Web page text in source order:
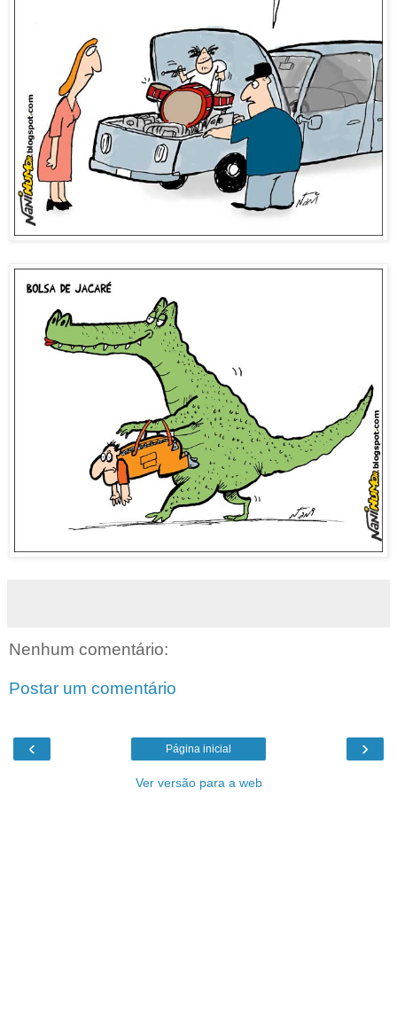
Nenhum comentário:
Postar um comentário
‹ ›
Página inicial
Ver versão para a web